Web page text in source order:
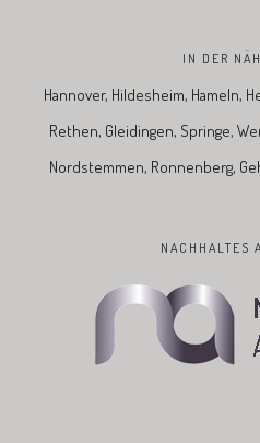
IN DER
Hannover, Hildesheim, Hameln,
Rethen, Gleidingen, Springe,
Nordstemmen, Ronnenberg,
NACHHALTES